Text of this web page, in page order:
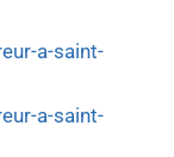
a-saint-
a-saint-